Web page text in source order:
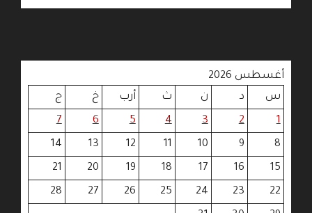
أغسطس 2026
س
د ن ث أرب خ
ج
1
2
3
4
5
6
7
8
9
10
11
12
13
14
15
16
17
18
19
20
21
22
23
24
25
26
27
28